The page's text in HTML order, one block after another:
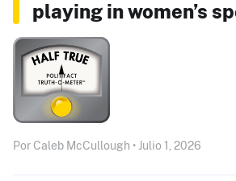
playing in women’s
Por Caleb McCullough • Julio 1, 2026